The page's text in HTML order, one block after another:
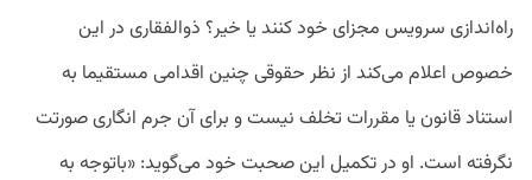
راه‌اندازی سرویس مجزای خود کنند یا خیر؟ ذوالفقاری در این
خصوص اعلام می‌کند از نظر حقوقی چنین اقدامی مستقیما به
استناد قانون یا مقررات تخلف نیست و برای آن جرم انگاری صورتت
نگرفته است. او در تکمیل این صحبت خود می‌گوید: «باتوجه به